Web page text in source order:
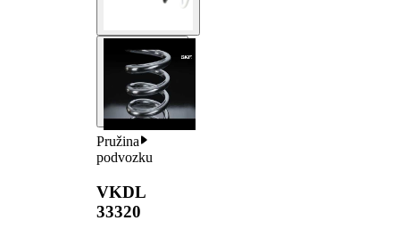
Pružina
podvozku
VKDL
33320